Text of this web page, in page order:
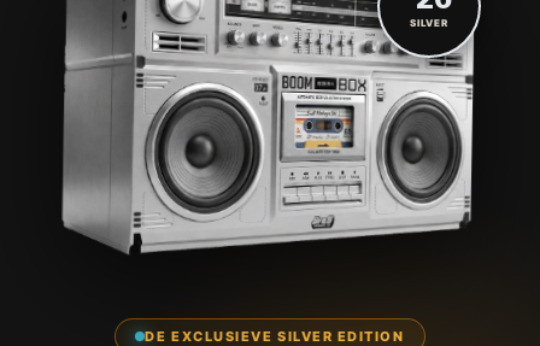
DE EXCLUSIEVE SILVER EDITION
SILVER